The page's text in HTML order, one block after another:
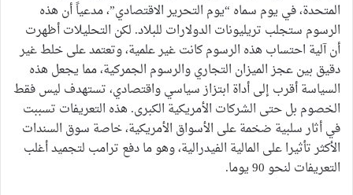
المتحدة، في يوم سماه “يوم التحرير الاقتصادي”، مدعياً أن هذه
الرسوم ستجلب تريليونات الدولارات للبلاد. لكن التحليلات أظهرت
أن آلية احتساب هذه الرسوم كانت غير علمية، وتعتمد على خلط غير
دقيق بين عجز الميزان التجاري والرسوم الجمركية، مما يجعل هذه
السياسة أقرب إلى أداة ابتزاز سياسي واقتصادي، تستهدف ليس فقط
الخصوم بل حتى الشركات الأمريكية الكبرى. هذه التعريفات تسببت
في أثار سلبية ضخمة على الأسواق الأمريكية، خاصة سوق السندات
الأكثر تأثيرا على المالية الفيدرالية، وهو ما دفع ترامب لتجميد أغلب
التعريفات لنحو 90 يوما.